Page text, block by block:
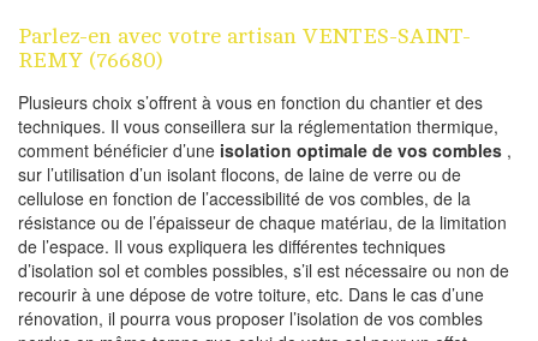
Parlez-en avec votre artisan VENTES-SAINT-
REMY (76680)
Plusieurs choix s’offrent à vous en fonction du chantier et des
techniques. Il vous conseillera sur la réglementation thermique,
comment bénéficier d’une isolation optimale de vos combles ,
sur l’utilisation d’un isolant flocons, de laine de verre ou de
cellulose en fonction de l’accessibilité de vos combles, de la
résistance ou de l’épaisseur de chaque matériau, de la limitation
de l’espace. Il vous expliquera les différentes techniques
d’isolation sol et combles possibles, s’il est nécessaire ou non de
recourir à une dépose de votre toiture, etc. Dans le cas d’une
rénovation, il pourra vous proposer l’isolation de vos combles